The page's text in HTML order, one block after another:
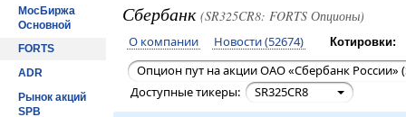
МосБиржа
Основной
FORTS
ADR
Рынок акций
SPB
Сбербанк (SR325CR8: FORTS Опционы)
О компании Новости (52674) Котировки:
Опцион пут на акции ОАО «Сбербанк России»
Доступные тикеры:
SR325CR8